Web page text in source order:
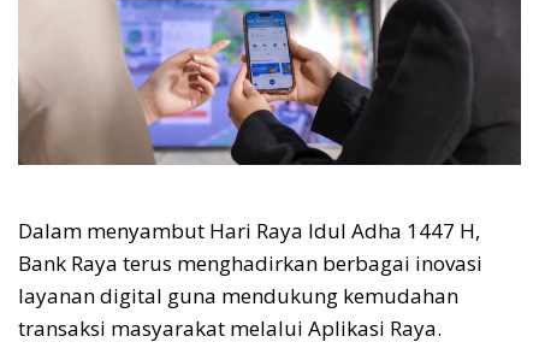
Dalam menyambut Hari Raya Idul Adha 1447 H,
Bank Raya terus menghadirkan berbagai inovasi
layanan digital guna mendukung kemudahan
transaksi masyarakat melalui Aplikasi Raya.